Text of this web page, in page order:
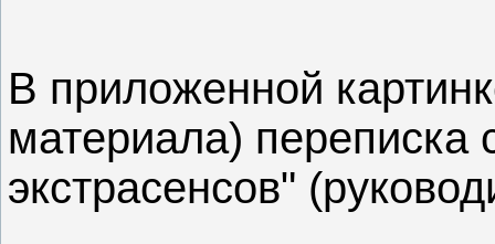
В приложенной
материала) переписка
экстрасенсов"